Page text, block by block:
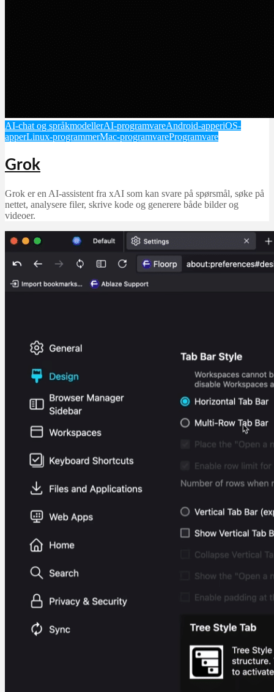
AI-chat og språkmodellerAI-programvareAndroid-apperiOS-
apperLinux-programmerMac-programvareProgramvare
Grok
Grok er en AI‑assistent fra xAI som kan svare på spørsmål, søke på
nettet, analysere filer, skrive kode og generere både bilder og
videoer.